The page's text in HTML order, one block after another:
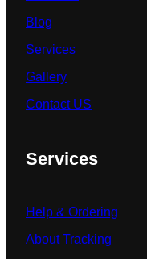
Blog
Services
Gallery
Contact US
Services
Help & Ordering
About Tracking